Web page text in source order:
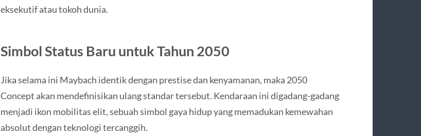
eksekutif atau tokoh dunia.
Simbol Status Baru untuk Tahun 2050
Jika selama ini Maybach identik dengan prestise dan kenyamanan, maka 2050
Concept akan mendefinisikan ulang standar tersebut. Kendaraan ini digadang-gadang
menjadi ikon mobilitas elit, sebuah simbol gaya hidup yang memadukan kemewahan
absolut dengan teknologi tercanggih.